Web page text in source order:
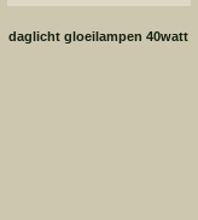
daglicht gloeilampen 40watt